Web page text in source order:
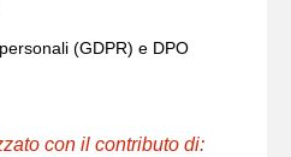
(GDPR) e DPO
con il contributo di: